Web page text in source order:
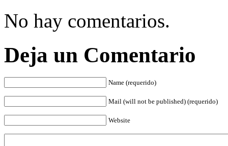
No hay comentarios.
Deja un Comentario
Name (requerido)
Mail (will not be published) (requerido)
Website